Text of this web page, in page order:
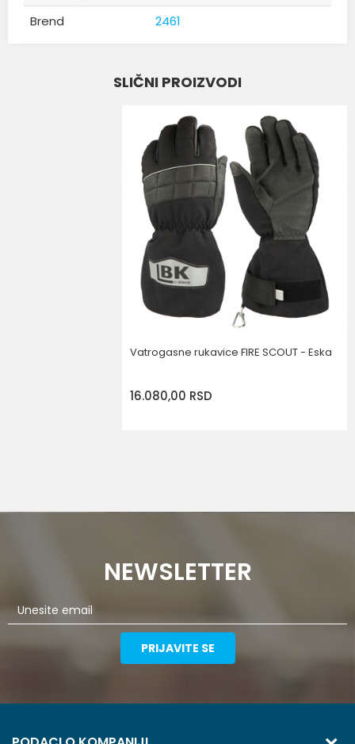
Brend
2461
SLIČNI PROIZVODI
Vatrogasne rukavice FIRE SCOUT - Eska
16.080,00 RSD
NEWSLETTER
PRIJAVITE SE